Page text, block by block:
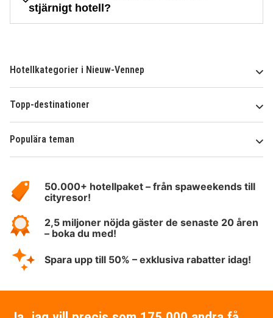
stjärnigt hotell?
Hotellkategorier i Nieuw-Vennep
Topp-destinationer
Populära teman
HotelSpecials50.000+ hotellpaket – från spaweekends till
cityresor!
2,5 miljoner nöjda gäster de senaste 20 åren
– boka du med!
Spara upp till 50% – exklusiva rabatter idag!